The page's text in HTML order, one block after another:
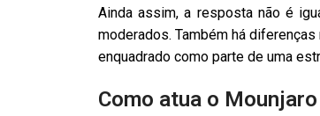
Ainda assim, a resposta não é
moderados. Também há
enquadrado como parte de uma
Como atua o